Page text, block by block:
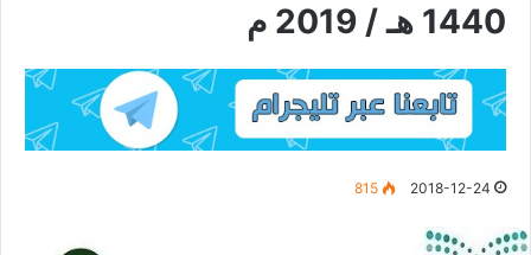
1440 هـ / 2019 م
2018-12-24
815